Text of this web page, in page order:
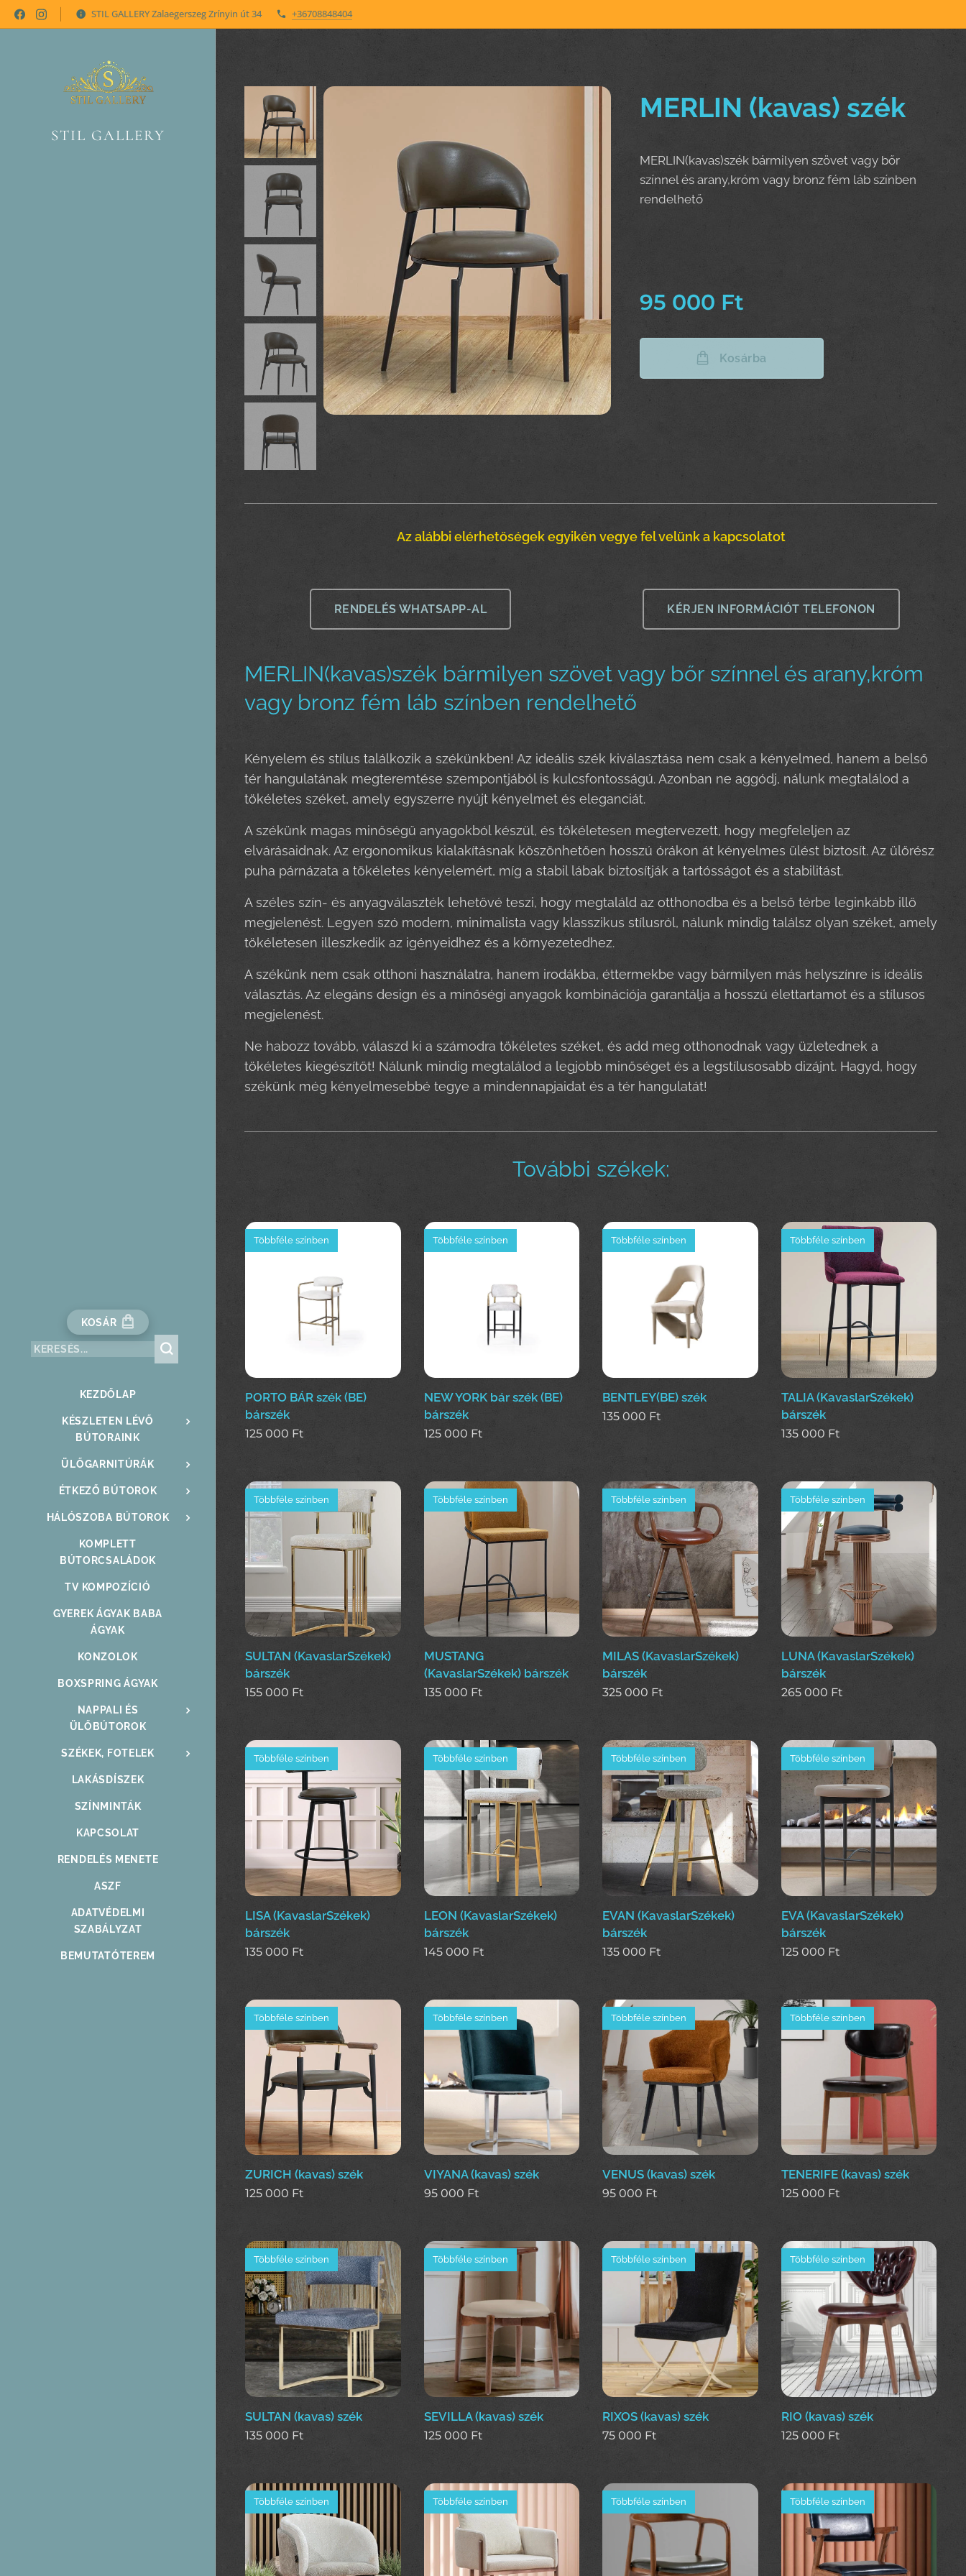
STIL GALLERY Zalaegerszeg Zrínyin út 34 +36708848404
STIL GALLERY
KOSÁR
KEZDŐLAP
KÉSZLETEN LÉVŐ
BÚTORAINK
ÜLŐGARNITÚRÁK
ÉTKEZŐ BÚTOROK
HÁLÓSZOBA BÚTOROK
KOMPLETT
BÚTORCSALÁDOK
TV KOMPOZÍCIÓ
GYEREK ÁGYAK BABA
ÁGYAK
KONZOLOK
BOXSPRING ÁGYAK
NAPPALI ÉS
ÜLŐBÚTOROK
SZÉKEK, FOTELEK
LAKÁSDÍSZEK
SZÍNMINTÁK
KAPCSOLAT
RENDELÉS MENETE
ASZF
ADATVÉDELMI
SZABÁLYZAT
BEMUTATÓTEREM
MERLIN (kavas) szék
MERLIN(kavas)szék bármilyen szövet vagy bőr
színnel és arany,króm vagy bronz fém láb színben
rendelhető
95 000 Ft
Kosárba
Az alábbi elérhetőségek egyikén vegye fel velünk a kapcsolatot
RENDELÉS WHATSAPP-AL KÉRJEN INFORMÁCIÓT TELEFONON
MERLIN(kavas)szék bármilyen szövet vagy bőr színnel és arany,króm
vagy bronz fém láb színben rendelhető
Kényelem és stílus találkozik a székünkben! Az ideális szék kiválasztása nem csak a kényelmed, hanem a belső
tér hangulatának megteremtése szempontjából is kulcsfontosságú. Azonban ne aggódj, nálunk megtalálod a
tökéletes széket, amely egyszerre nyújt kényelmet és eleganciát.
A székünk magas minőségű anyagokból készül, és tökéletesen megtervezett, hogy megfeleljen az
elvárásaidnak. Az ergonomikus kialakításnak köszönhetően hosszú órákon át kényelmes ülést biztosít. Az ülőrész
puha párnázata a tökéletes kényelemért, míg a stabil lábak biztosítják a tartósságot és a stabilitást.
A széles szín- és anyagválaszték lehetővé teszi, hogy megtaláld az otthonodba és a belső térbe leginkább illő
megjelenést. Legyen szó modern, minimalista vagy klasszikus stílusról, nálunk mindig találsz olyan széket, amely
tökéletesen illeszkedik az igényeidhez és a környezetedhez.
A székünk nem csak otthoni használatra, hanem irodákba, éttermekbe vagy bármilyen más helyszínre is ideális
választás. Az elegáns design és a minőségi anyagok kombinációja garantálja a hosszú élettartamot és a stílusos
megjelenést.
Ne habozz tovább, válaszd ki a számodra tökéletes széket, és add meg otthonodnak vagy üzletednek a
tökéletes kiegészítőt! Nálunk mindig megtalálod a legjobb minőséget és a legstílusosabb dizájnt. Hagyd, hogy
székünk még kényelmesebbé tegye a mindennapjaidat és a tér hangulatát!
További székek:
PORTO BÁR szék (BE)
bárszék
Többféle színben
125 000 Ft
NEW YORK bár szék (BE)
bárszék
Többféle színben
125 000 Ft
BENTLEY(BE) szék
Többféle színben
135 000 Ft
TALIA (KavaslarSzékek)
bárszék
Többféle színben
135 000 Ft
SULTAN (KavaslarSzékek)
bárszék
Többféle színben
155 000 Ft
MUSTANG
(KavaslarSzékek) bárszék
Többféle színben
135 000 Ft
MILAS (KavaslarSzékek)
bárszék
Többféle színben
325 000 Ft
LUNA (KavaslarSzékek)
bárszék
Többféle színben
265 000 Ft
LISA (KavaslarSzékek)
bárszék
Többféle színben
135 000 Ft
LEON (KavaslarSzékek)
bárszék
Többféle színben
145 000 Ft
EVAN (KavaslarSzékek)
bárszék
Többféle színben
135 000 Ft
EVA (KavaslarSzékek)
bárszék
Többféle színben
125 000 Ft
ZURICH (kavas) szék
Többféle színben
125 000 Ft
VIYANA (kavas) szék
Többféle színben
95 000 Ft
VENUS (kavas) szék
Többféle színben
95 000 Ft
TENERIFE (kavas) szék
Többféle színben
125 000 Ft
SULTAN (kavas) szék
Többféle színben
135 000 Ft
SEVILLA (kavas) szék
Többféle színben
125 000 Ft
RIXOS (kavas) szék
Többféle színben
75 000 Ft
RIO (kavas) szék
Többféle színben
125 000 Ft
Többféle színben Többféle színben Többféle színben Többféle színben